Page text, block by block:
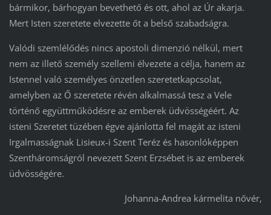
bármikor, bárhogyan bevethető és ott, ahol az Úr akarja.
Mert Isten szeretete elvezette őt a belső szabadságra.
Valódi szemlélődés nincs apostoli dimenzió nélkül, mert
nem az illető személy szellemi élvezete a célja, hanem az
Istennel való személyes önzetlen szeretetkapcsolat,
amelyben az Ő szeretete révén alkalmassá tesz a Vele
történő együttműködésre az emberek üdvösségéért. Az
isteni Szeretet tüzében égve ajánlotta fel magát az isteni
Irgalmasságnak Lisieux-i Szent Teréz és hasonlóképpen
Szentháromságról nevezett Szent Erzsébet is az emberek
üdvösségére.
Johanna-Andrea kármelita nővér,